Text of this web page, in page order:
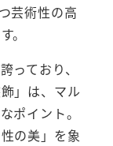
芸術性の高
。
っており、
」は、マル
ポイント。
の美」を象